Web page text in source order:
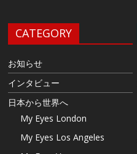
CATEGORY
お知らせ
インタビュー
日本から世界へ
My Eyes London
My Eyes Los Angeles